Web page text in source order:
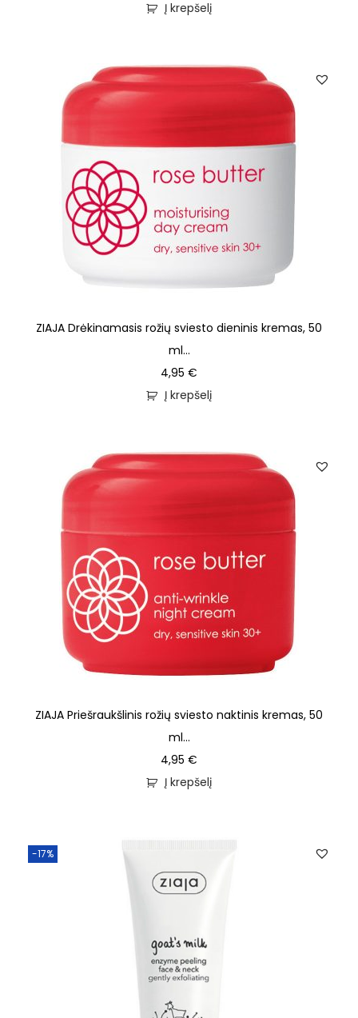
Į krepšelį
ZIAJA Drėkinamasis rožių sviesto dieninis kremas, 50
ml...
4,95 €
Į krepšelį
ZIAJA Priešraukšlinis rožių sviesto naktinis kremas, 50
ml...
4,95 €
Į krepšelį
-17%